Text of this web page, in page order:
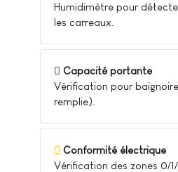
Humidimètre pour
les carreaux.
Capacité portante
Vérification pour
remplie).
Conformité électrique
Vérification des zones 0/